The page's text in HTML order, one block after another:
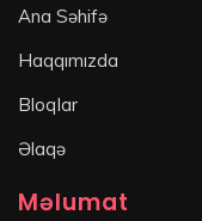
Ana Səhifə
Haqqımızda
Bloqlar
Əlaqə
Məlumat